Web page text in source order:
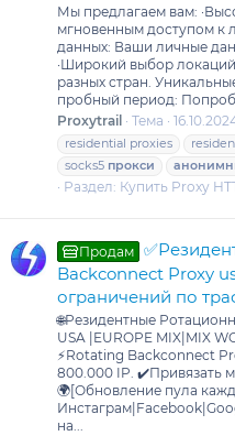
Мы предлагаем вам:
мгновенным доступом к
данных: Ваши личные
·Широкий выбор
разных стран.
пробный период:
Proxytrail
Тема
residential proxies
socks5 прокси
Раздел: Купить Proxy
Продам
Backconnect Proxy
ограничений по
🌐Резидентные
USA |EUROPE MIX|MIX
⚡Rotating Backconnect
800.000 IP. ✔️Привязать
🌍[Обновление пула
на...